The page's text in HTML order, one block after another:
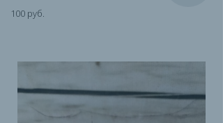
100 руб.